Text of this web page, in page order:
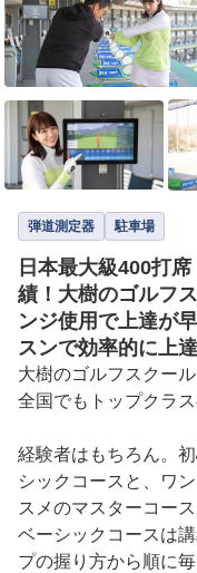
弾道測定器 駐車場
日本最大級400打
績！大樹のゴルフ
ンジ使用で上達が
スンで効率的に上
大樹のゴルフスクー
全国でもトップクラ
経験者はもちろん。
シックコースと、ワ
スメのマスターコース
ベーシックコースは
プの握り方から順に